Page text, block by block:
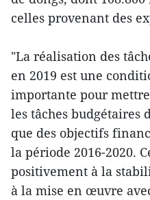
celles provenant des
"La réalisation des
en 2019 est une
importante pour
les tâches budgétaires
que des objectifs
la période 2016-2020.
positivement à la
à la mise en œuvre